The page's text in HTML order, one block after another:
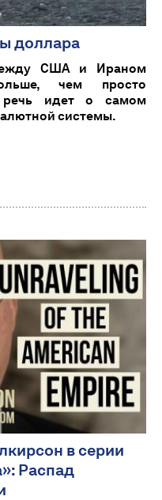
доллара
США и Ираном
чем просто
речь идет о самом
системы.
в серии
Распад